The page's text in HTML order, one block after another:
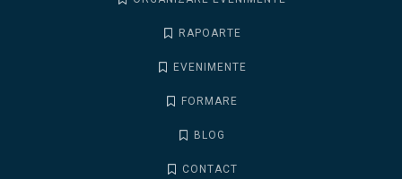
RAPOARTE
EVENIMENTE
FORMARE
BLOG
CONTACT